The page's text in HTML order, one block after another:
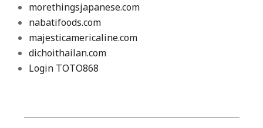
morethingsjapanese.com
nabatifoods.com
majesticamericaline.com
dichoithailan.com
Login TOTO868